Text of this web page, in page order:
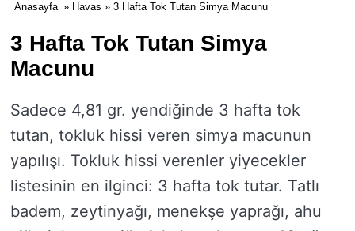
Anasayfa » Havas » 3 Hafta Tok Tutan Simya Macunu
3 Hafta Tok Tutan Simya
Macunu
Sadece 4,81 gr. yendiğinde 3 hafta tok
tutan, tokluk hissi veren simya macunun
yapılışı. Tokluk hissi verenler yiyecekler
listesinin en ilginci: 3 hafta tok tutar. Tatlı
badem, zeytinyağı, menekşe yaprağı, ahu